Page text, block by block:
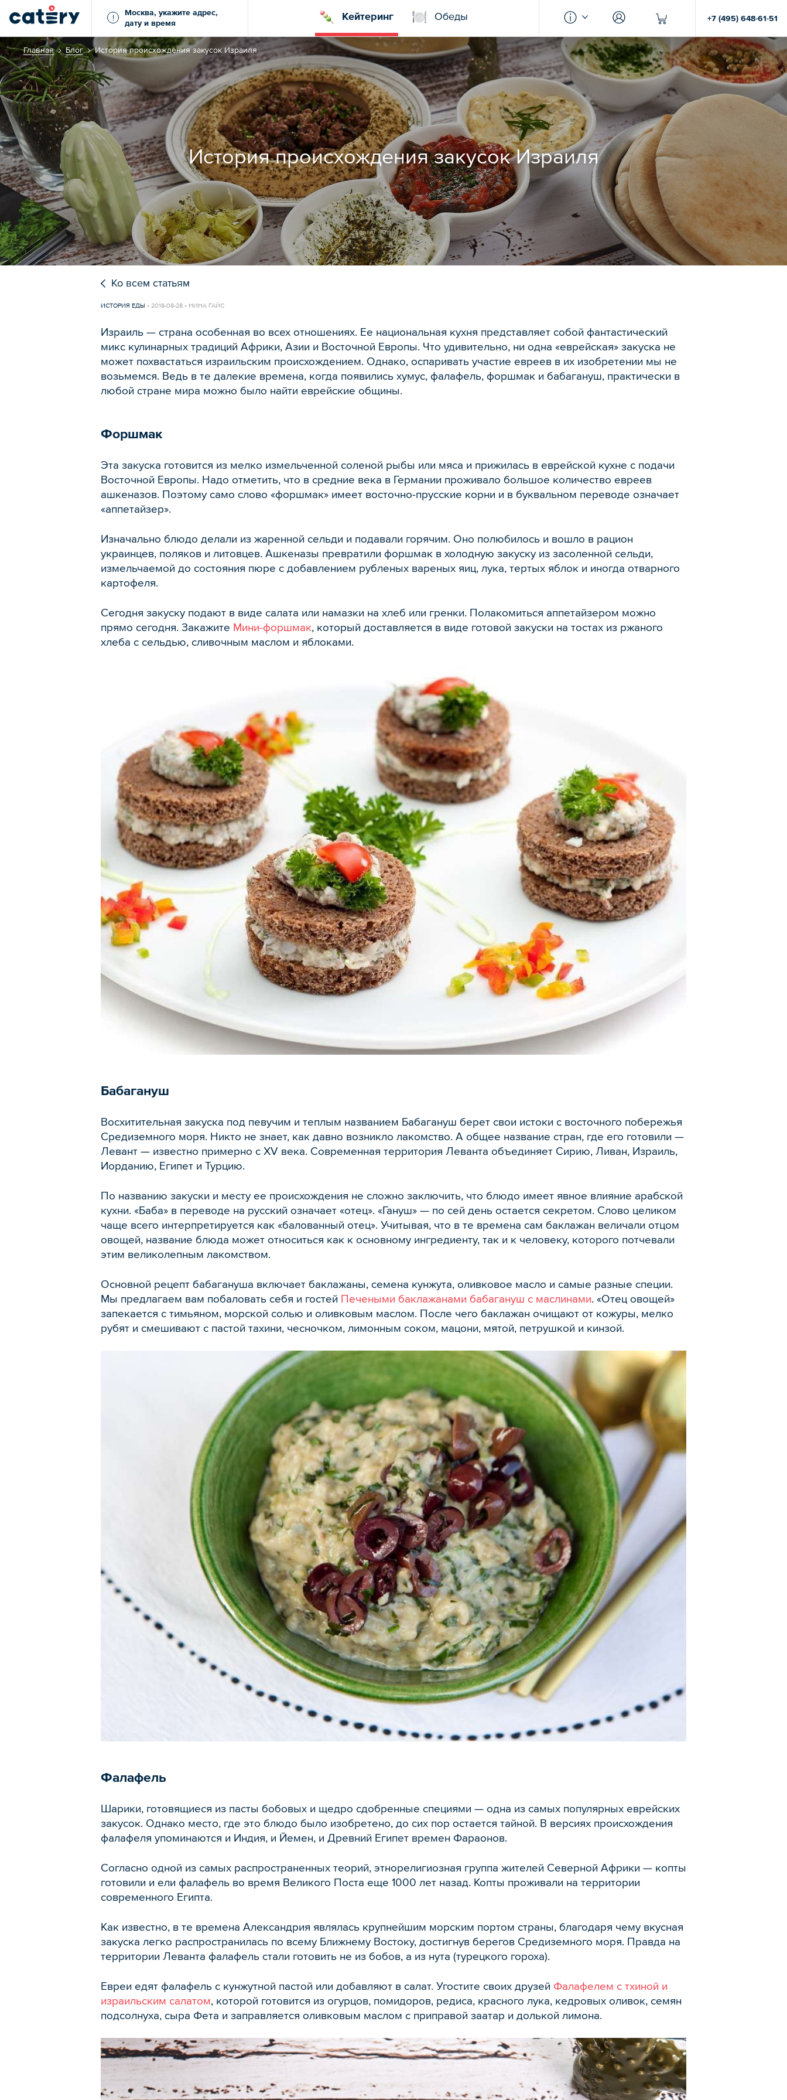
!
Москва, укажите адрес,
дату и время
Кейтеринг Обеды +7 (495) 648-61-51
Главная Блог История происхождения закусок Израиля
История происхождения закусок Израиля
Ко всем статьям
ИСТОРИЯ ЕДЫ • 2018-08-28 • НИНА ГАЙС
Израиль — страна особенная во всех отношениях. Ее национальная кухня представляет собой фантастический
микс кулинарных традиций Африки, Азии и Восточной Европы. Что удивительно, ни одна «еврейская» закуска не
может похвастаться израильским происхождением. Однако, оспаривать участие евреев в их изобретении мы не
возьмемся. Ведь в те далекие времена, когда появились хумус, фалафель, форшмак и бабагануш, практически в
любой стране мира можно было найти еврейские общины.
Форшмак
Эта закуска готовится из мелко измельченной соленой рыбы или мяса и прижилась в еврейской кухне с подачи
Восточной Европы. Надо отметить, что в средние века в Германии проживало большое количество евреев
ашкеназов. Поэтому само слово «форшмак» имеет восточно-прусские корни и в буквальном переводе означает
«аппетайзер».
Изначально блюдо делали из жаренной сельди и подавали горячим. Оно полюбилось и вошло в рацион
украинцев, поляков и литовцев. Ашкеназы превратили форшмак в холодную закуску из засоленной сельди,
измельчаемой до состояния пюре с добавлением рубленых вареных яиц, лука, тертых яблок и иногда отварного
картофеля.
Сегодня закуску подают в виде салата или намазки на хлеб или гренки. Полакомиться аппетайзером можно
прямо сегодня. Закажите Мини-форшмак, который доставляется в виде готовой закуски на тостах из ржаного
хлеба с сельдью, сливочным маслом и яблоками.
Бабагануш
Восхитительная закуска под певучим и теплым названием Бабагануш берет свои истоки с восточного побережья
Средиземного моря. Никто не знает, как давно возникло лакомство. А общее название стран, где его готовили —
Левант — известно примерно с XV века. Современная территория Леванта объединяет Сирию, Ливан, Израиль,
Иорданию, Египет и Турцию.
По названию закуски и месту ее происхождения не сложно заключить, что блюдо имеет явное влияние арабской
кухни. «Баба» в переводе на русский означает «отец». «Гануш» — по сей день остается секретом. Слово целиком
чаще всего интерпретируется как «балованный отец». Учитывая, что в те времена сам баклажан величали отцом
овощей, название блюда может относиться как к основному ингредиенту, так и к человеку, которого потчевали
этим великолепным лакомством.
Основной рецепт бабагануша включает баклажаны, семена кунжута, оливковое масло и самые разные специи.
Мы предлагаем вам побаловать себя и гостей Печеными баклажанами бабагануш с маслинами. «Отец овощей»
запекается с тимьяном, морской солью и оливковым маслом. После чего баклажан очищают от кожуры, мелко
рубят и смешивают с пастой тахини, чесночком, лимонным соком, мацони, мятой, петрушкой и кинзой.
Фалафель
Шарики, готовящиеся из пасты бобовых и щедро сдобренные специями — одна из самых популярных еврейских
закусок. Однако место, где это блюдо было изобретено, до сих пор остается тайной. В версиях происхождения
фалафеля упоминаются и Индия, и Йемен, и Древний Египет времен Фараонов.
Согласно одной из самых распространенных теорий, этнорелигиозная группа жителей Северной Африки — копты
готовили и ели фалафель во время Великого Поста еще 1000 лет назад. Копты проживали на территории
современного Египта.
Как известно, в те времена Александрия являлась крупнейшим морским портом страны, благодаря чему вкусная
закуска легко распространилась по всему Ближнему Востоку, достигнув берегов Средиземного моря. Правда на
территории Леванта фалафель стали готовить не из бобов, а из нута (турецкого гороха).
Евреи едят фалафель с кунжутной пастой или добавляют в салат. Угостите своих друзей Фалафелем с тхиной и
израильским салатом, которой готовится из огурцов, помидоров, редиса, красного лука, кедровых оливок, семян
подсолнуха, сыра Фета и заправляется оливковым маслом с приправой заатар и долькой лимона.